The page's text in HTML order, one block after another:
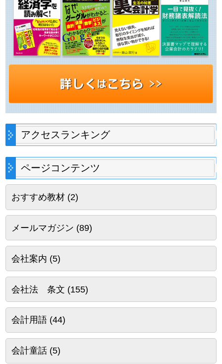
アクセスランキング
ページコンテンツ
おすすめ教材(2)
メールマガジン (89)
会社案内 (5)
会社法 条文 (155)
会計用語(44)
会計童話(5)